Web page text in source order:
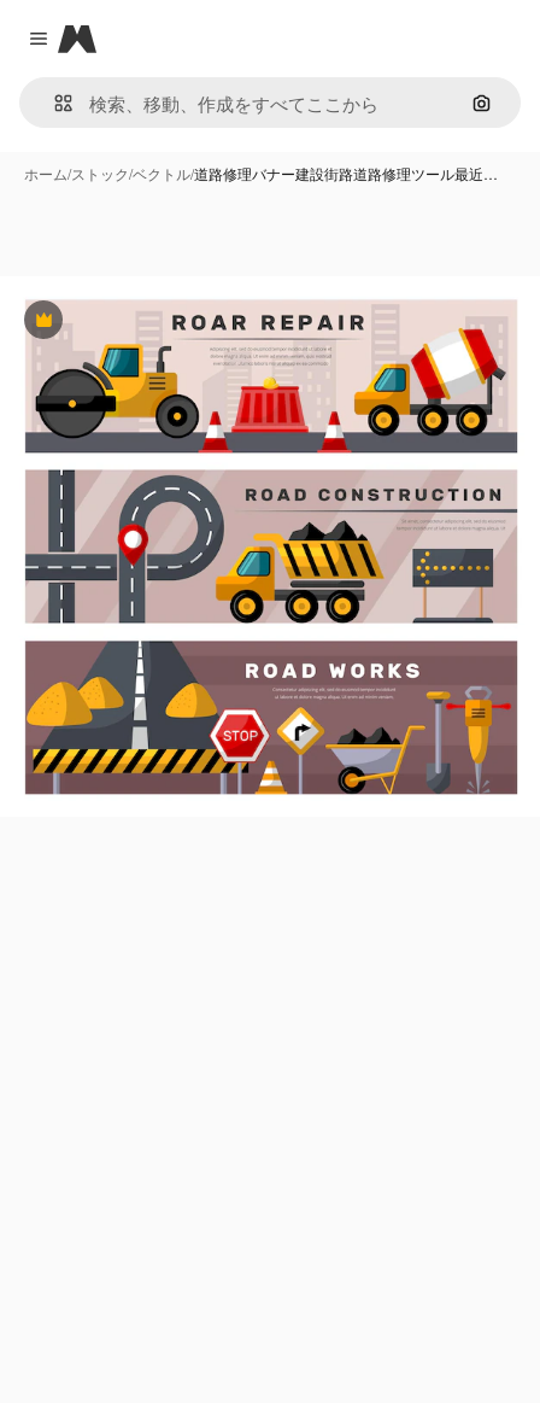
Close menu
Magnific
画像で
ホーム/ストック/ベクトル/道路修理バナー建設街路道路修理ツール最近…
Premium